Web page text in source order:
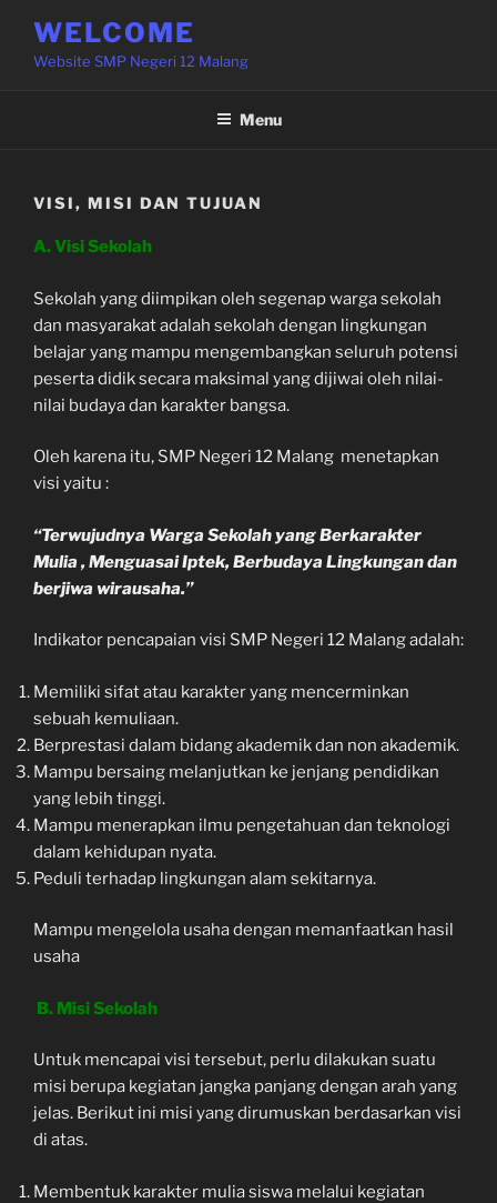
content
WELCOME
Website SMP Negeri 12 Malang
Menu
VISI, MISI DAN TUJUAN
A. Visi Sekolah
Sekolah yang diimpikan oleh segenap warga sekolah
dan masyarakat adalah sekolah dengan lingkungan
belajar yang mampu mengembangkan seluruh potensi
peserta didik secara maksimal yang dijiwai oleh nilai-
nilai budaya dan karakter bangsa.
Oleh karena itu, SMP Negeri 12 Malang menetapkan
visi yaitu :
“Terwujudnya Warga Sekolah yang Berkarakter
Mulia , Menguasai Iptek, Berbudaya Lingkungandan
berjiwa wirausaha.”
Indikator pencapaian visi SMP Negeri 12 Malang adalah:
Memiliki sifat atau karakter yang mencerminkan
sebuah kemuliaan.
Berprestasi dalam bidang akademik dan non akademik.
Mampu bersaing melanjutkan ke jenjang pendidikan
yang lebih tinggi.
Mampu menerapkan ilmu pengetahuan dan teknologi
dalam kehidupan nyata.
Peduli terhadap lingkungan alam sekitarnya.
Mampu mengelola usaha dengan memanfaatkan hasil
usaha
B. Misi Sekolah
Untuk mencapai visi tersebut, perlu dilakukan suatu
misi berupa kegiatan jangka panjang dengan arah yang
jelas. Berikut ini misi yang dirumuskan berdasarkan visi
di atas.
Membentuk karakter mulia siswa melalui kegiatan